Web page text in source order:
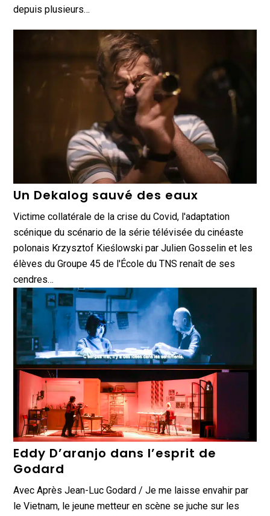
depuis plusieurs…
Un Dekalog sauvé des eaux
Victime collatérale de la crise du Covid, l'adaptation
scénique du scénario de la série télévisée du cinéaste
polonais Krzysztof Kieślowski par Julien Gosselin et les
élèves du Groupe 45 de l'École du TNS renaît de ses
cendres…
Eddy D’aranjo dans l’esprit de
Godard
Avec Après Jean-Luc Godard / Je me laisse envahir par
le Vietnam, le jeune metteur en scène se juche sur les